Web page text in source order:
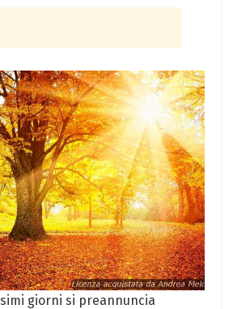
giorni si preannuncia